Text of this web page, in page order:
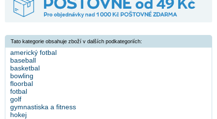
Tato kategorie obsahuje zboží v dalších podkategoriích:
americký fotbal
baseball
basketbal
bowling
floorbal
fotbal
golf
gymnastiska a fitness
hokej